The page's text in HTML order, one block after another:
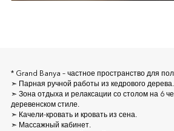
* Grand Banya – частное пространство для
➣ Парная ручной работы из кедрового дерева.
➣ Зона отдыха и релаксации со столом на 6
деревенском стиле.
➣ Качели-кровать и кровать из сена.
➣ Массажный кабинет.